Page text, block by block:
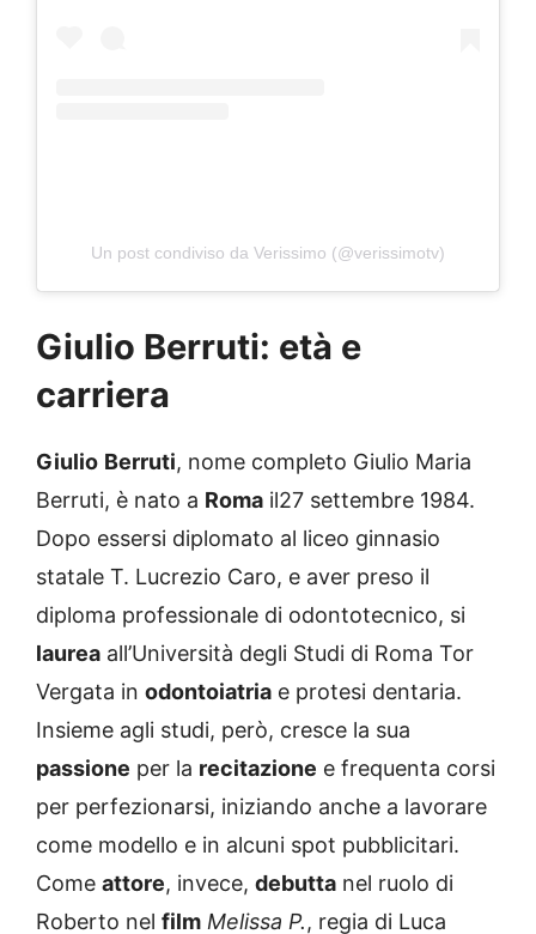
Un post condiviso da Verissimo (@verissimotv)
Giulio Berruti: età e
carriera
Giulio Berruti, nome completo Giulio Maria
Berruti, è nato a Roma il27 settembre 1984.
Dopo essersi diplomato al liceo ginnasio
statale T. Lucrezio Caro, e aver preso il
diploma professionale di odontotecnico, si
laurea all’Università degli Studi di Roma Tor
Vergata in odontoiatria e protesi dentaria.
Insieme agli studi, però, cresce la sua
passione per la recitazione e frequenta corsi
per perfezionarsi, iniziando anche a lavorare
come modello e in alcuni spot pubblicitari.
Come attore, invece, debutta nel ruolo di
Roberto nel film Melissa P., regia di Luca